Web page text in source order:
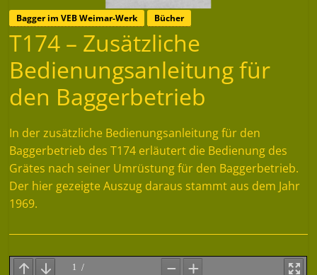
Bagger im VEB Weimar-Werk Bücher
T174 – Zusätzliche
Bedienungsanleitung für
den Baggerbetrieb
In der zusätzliche Bedienungsanleitung für den
Baggerbetrieb des T174 erläutert die Bedienung des
Grätes nach seiner Umrüstung für den Baggerbetrieb.
Der hier gezeigte Auszug daraus stammt aus dem Jahr
1969.